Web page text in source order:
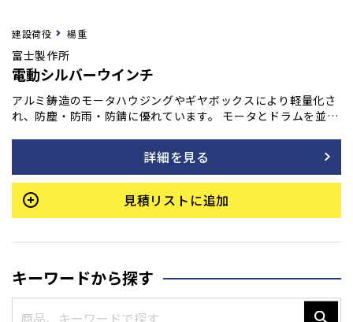
キーワードから探す
建設荷役 楊重
富士製作所
電動シルバーウインチ
アルミ鋳造のモータハウジングやギヤボックスにより軽量化さ
れ、防塵・防雨・防錆に優れています。 モータとドラムを並列
など据付自由度が高く静音性も優れています。
詳細を見る
見積リストに追加